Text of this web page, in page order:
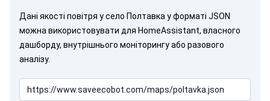
Дані якості повітря у село Полтавка у форматі JSON
можна використовувати для HomeAssistant, власного
дашборду, внутрішнього моніторингу або разового
аналізу.